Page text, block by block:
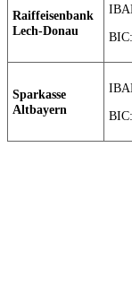
Raiffeisenbank
Lech-Donau
Sparkasse
Altbayern